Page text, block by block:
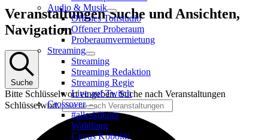
Audio & Musik
Offenes Tonstudio
Offener Proberaum
Proberaumvermietung
Streaming
Streaming
Streaming Redaktion
Streaming Regie
Live auf Twitch
Crossover
#alleskönner
Wahlfang
Circus Koboldi
Veranstaltungen
Veranstaltungen Suche und Ansichten,
Navigation
Suche
Bitte Schlüsselwort eingeben. Suche nach Veranstaltungen
Schlüsselwort.